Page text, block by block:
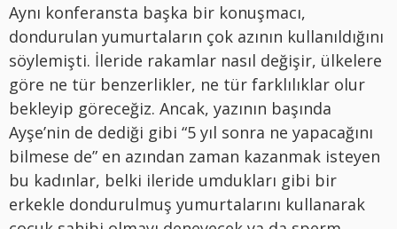
Aynı konferansta başka bir konuşmacı,
dondurulan yumurtaların çok azının kullanıldığını
söylemişti. İleride rakamlar nasıl değişir, ülkelere
göre ne tür benzerlikler, ne tür farklılıklar olur
bekleyip göreceğiz. Ancak, yazının başında
Ayşe’nin de dediği gibi “5 yıl sonra ne yapacağını
bilmese de” en azından zaman kazanmak isteyen
bu kadınlar, belki ileride umdukları gibi bir
erkekle dondurulmuş yumurtalarını kullanarak